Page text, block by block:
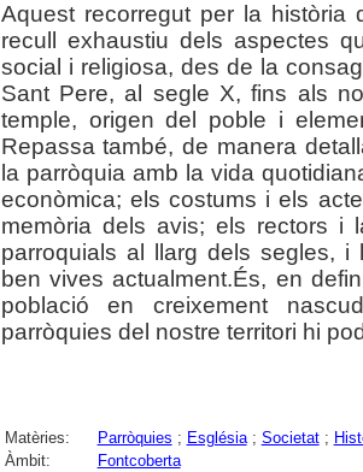
Aquest recorregut per la
recull exhaustiu dels aspectes
social i religiosa, des de la
Sant Pere, al segle X, fins als
temple, origen del poble i
Repassa també, de manera
la parròquia amb la vida
econòmica; els costums i els
memòria dels avis; els rectors i
parroquials al llarg dels segles, i
ben vives actualment.És, en
població en creixement
parròquies del nostre territori hi
Matèries: Parròquies ; Església; Societat;
Àmbit:
Fontcoberta